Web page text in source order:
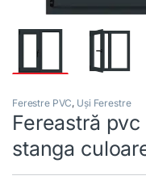
Ferestre PVC, Uși Ferestre
Fereastră
stanga